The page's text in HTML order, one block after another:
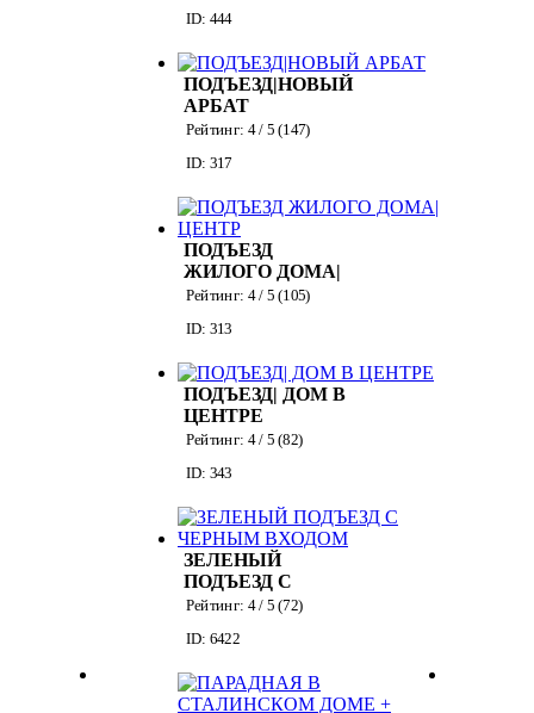
ID: 444
ПОДЪЕЗД|НОВЫЙ
АРБАТ
Рейтинг: 4/ 5 (147)
ID: 317
ПОДЪЕЗД
ЖИЛОГО ДОМА|
ЦЕНТР
Рейтинг: 4/ 5 (105)
ID: 313
ПОДЪЕЗД| ДОМ В
ЦЕНТРЕ
Рейтинг: 4/ 5 (82)
ID: 343
ЗЕЛЕНЫЙ
ПОДЪЕЗД С
ЧЕРНЫМ
Рейтинг: 4/ 5 (72)
ID: 6422